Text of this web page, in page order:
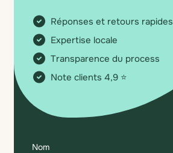
Réponses et retours rapides
Expertise locale
Transparence du process
Note clients 4,9 ⭐
Nom